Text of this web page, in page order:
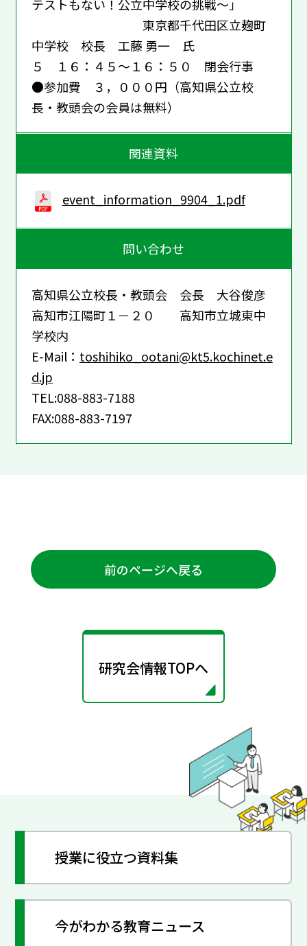
テストもない！公立中学校の挑戦～」
東京都千代田区立麹町
中学校 校長 工藤 勇一 氏
５ １６：４５～１６：５０ 閉会行事
●参加費 ３，０００円（高知県公立校
長・教頭会の会員は無料）
関連資料
event_information_9904_1.pdf
問い合わせ
高知県公立校長・教頭会 会長 大谷俊彦
高知市江陽町１－２０ 高知市立城東中
学校内
E-Mail： toshihiko_ootani@kt5.kochinet.e
d.jp
TEL:088-883-7188
FAX:088-883-7197
前のページへ戻る
研究会情報TOPへ
授業に役立つ資料集
今がわかる教育ニュース